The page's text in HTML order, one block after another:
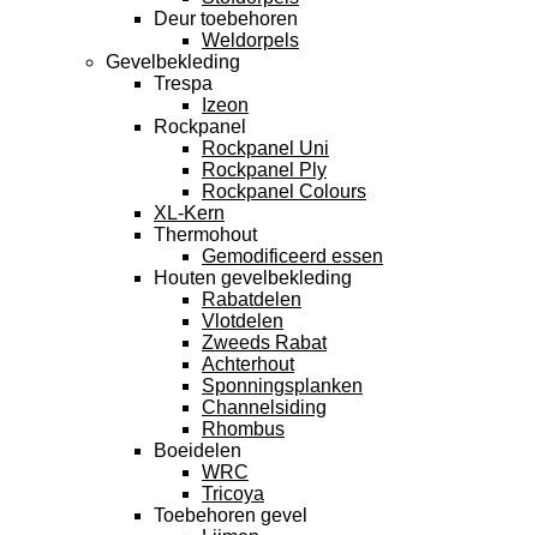
Deur toebehoren
Weldorpels
Gevelbekleding
Trespa
Izeon
Rockpanel
Rockpanel Uni
Rockpanel Ply
Rockpanel Colours
XL-Kern
Thermohout
Gemodificeerd essen
Houten gevelbekleding
Rabatdelen
Vlotdelen
Zweeds Rabat
Achterhout
Sponningsplanken
Channelsiding
Rhombus
Boeidelen
WRC
Tricoya
Toebehoren gevel